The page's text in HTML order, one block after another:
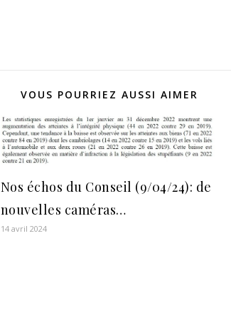
VOUS POURRIEZ AUSSI AIMER
Nos échos du Conseil (9/04/24): de
nouvelles caméras…
14 avril 2024